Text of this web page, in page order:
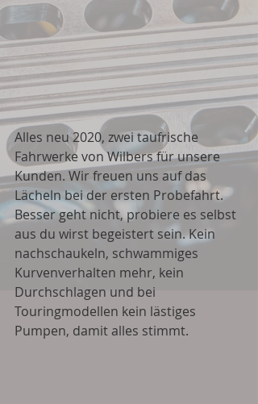
Alles neu 2020, zwei taufrische
Fahrwerke von Wilbers für unsere
Kunden. Wir freuen uns auf das
Lächeln bei der ersten Probefahrt.
Besser geht nicht, probiere es selbst
aus du wirst begeistert sein. Kein
nachschaukeln, schwammiges
Kurvenverhalten mehr, kein
Durchschlagen und bei
Touringmodellen kein lästiges
Pumpen, damit alles stimmt.